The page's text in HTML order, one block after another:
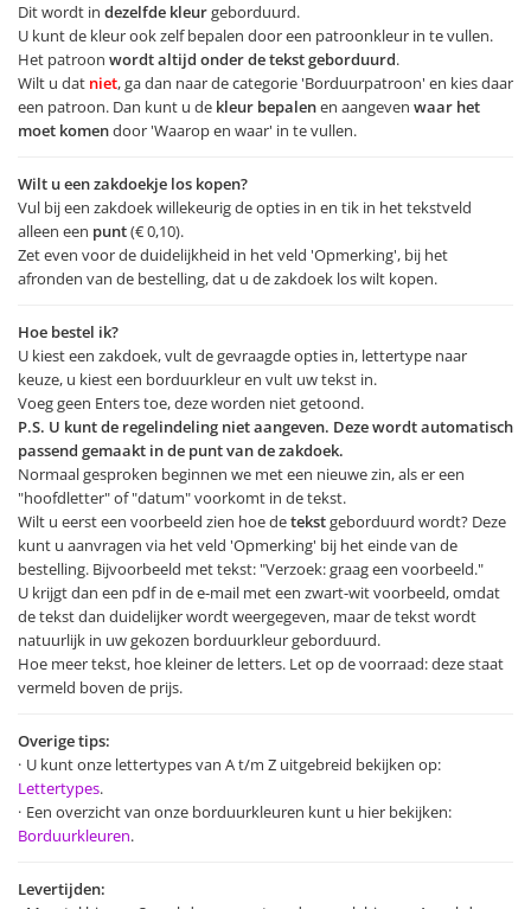
Dit wordt in dezelfde kleurgeborduurd.
U kunt de kleur ook zelf bepalen door een patroonkleur in te vullen.
Het patroon wordt altijd onder de tekst geborduurd.
Wilt u dat niet, ga dan naar de categorie 'Borduurpatroon' en kies daar
een patroon. Dan kunt u de kleur bepalenen aangeven waar het
moet komendoor 'Waarop en waar' in te vullen.
Wilt u een zakdoekje los kopen?
Vul bij een zakdoek willekeurig de opties in en tik in het tekstveld
alleen een punt(€ 0,10).
Zet even voor de duidelijkheid in het veld 'Opmerking', bij het
afronden van de bestelling, dat u de zakdoek los wilt kopen.
Hoe bestel ik?
U kiest een zakdoek, vult de gevraagde opties in, lettertype naar
keuze, u kiest een borduurkleur en vult uw tekst in.
Voeg geen Enters toe, deze worden niet getoond.
P.S. U kunt de regelindeling niet aangeven. Deze wordt automatisch
passend gemaakt in de punt van de zakdoek.
Normaal gesproken beginnen we met een nieuwe zin, als er een
"hoofdletter" of "datum" voorkomt in de tekst.
Wilt u eerst een voorbeeld zien hoe detekstgeborduurd wordt? Deze
kunt u aanvragen via het veld 'Opmerking' bij het einde van de
bestelling. Bijvoorbeeld met tekst: "Verzoek: graag een voorbeeld."
U krijgt dan een pdf in de e-mail met een zwart-wit voorbeeld, omdat
de tekst dan duidelijker wordt weergegeven, maar de tekst wordt
natuurlijk in uw gekozen borduurkleur geborduurd.
Hoe meer tekst, hoe kleiner de letters. Let op de voorraad: deze staat
vermeld boven de prijs.
Overige tips:
U kunt onze lettertypes van A t/m Z uitgebreid bekijken op:
Lettertypes.
Een overzicht van onze borduurkleuren kunt u hier bekijken:
Borduurkleuren.
Levertijden: